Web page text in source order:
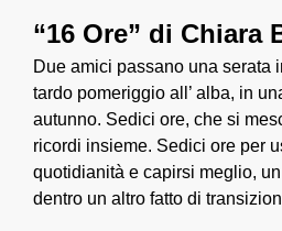
“16 Ore” di Chiara
Due amici passano una serata
tardo pomeriggio all’ alba, in
autunno. Sedici ore, che si
ricordi insieme. Sedici ore per
quotidianità e capirsi meglio,
dentro un altro fatto di